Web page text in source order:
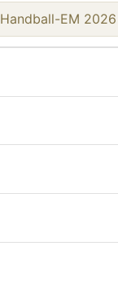
Handball-EM 2026